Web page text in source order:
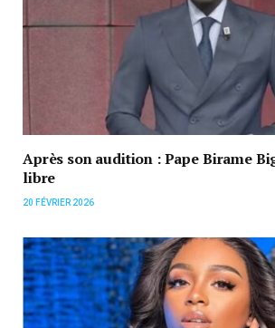
Après son audition : Pape Birame
libre
20 FÉVRIER 2026